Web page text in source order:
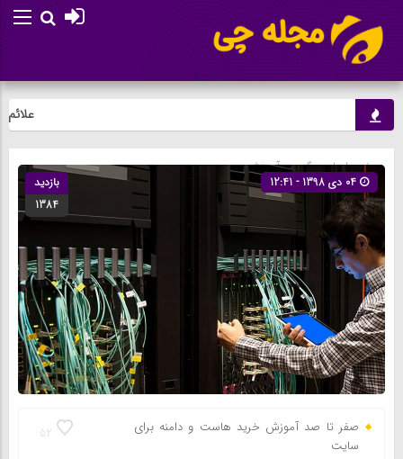
علائم
صفحه اصلی» گروه »آموزش
بازدید
1384
52
صفر تا صد آموزش خرید هاست و دامنه برای
سایت